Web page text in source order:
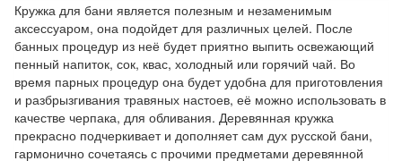
Кружка для бани является полезным и незаменимым
аксессуаром, она подойдет для различных целей. После
банных процедур из неё будет приятно выпить освежающий
пенный напиток, сок, квас, холодный или горячий чай. Во
время парных процедур она будет удобна для приготовления
и разбрызгивания травяных настоев, её можно использовать в
качестве черпака, для обливания. Деревянная кружка
прекрасно подчеркивает и дополняет сам дух русской бани,
гармонично сочетаясь с прочими предметами деревянной